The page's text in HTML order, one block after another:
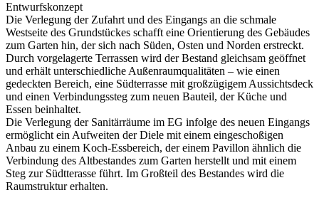
Entwurfskonzept
Die Verlegung der Zufahrt und des Eingangs an die schmale
Westseite des Grundstückes schafft eine Orientierung des Gebäudes
zum Garten hin, der sich nach Süden, Osten und Norden erstreckt.
Durch vorgelagerte Terrassen wird der Bestand gleichsam geöffnet
und erhält unterschiedliche Außenraumqualitäten – wie einen
gedeckten Bereich, eine Südterrasse mit großzügigem Aussichtsdeck
und einen Verbindungssteg zum neuen Bauteil, der Küche und
Essen beinhaltet.
Die Verlegung der Sanitärräume im EG infolge des neuen Eingangs
ermöglicht ein Aufweiten der Diele mit einem eingeschoßigen
Anbau zu einem Koch-Essbereich, der einem Pavillon ähnlich die
Verbindung des Altbestandes zum Garten herstellt und mit einem
Steg zur Südtterasse führt. Im Großteil des Bestandes wird die
Raumstruktur erhalten.